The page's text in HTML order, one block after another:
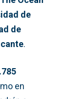
de
de
.
en